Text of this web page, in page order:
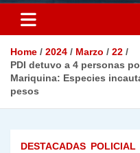
Home 2024 Marzo
22
PDI detuvo a 4 personas
Mariquina: Especies
pesos
DESTACADAS POLICIAL